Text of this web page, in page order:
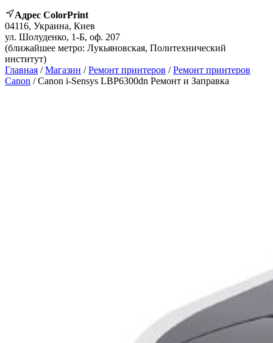
Адрес ColorPrint
04116, Украина, Киев
ул. Шолуденко, 1-Б, оф. 207
(ближайшее метро: Лукьяновская, Политехнический
институт)
Главная /Магазин /Ремонт принтеров /Ремонт принтеров
Canon / Canon i-Sensys LBP6300dn Ремонт и Заправка